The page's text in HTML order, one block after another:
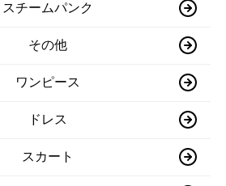
スチームパンク
その他
ワンピース
ドレス
スカート